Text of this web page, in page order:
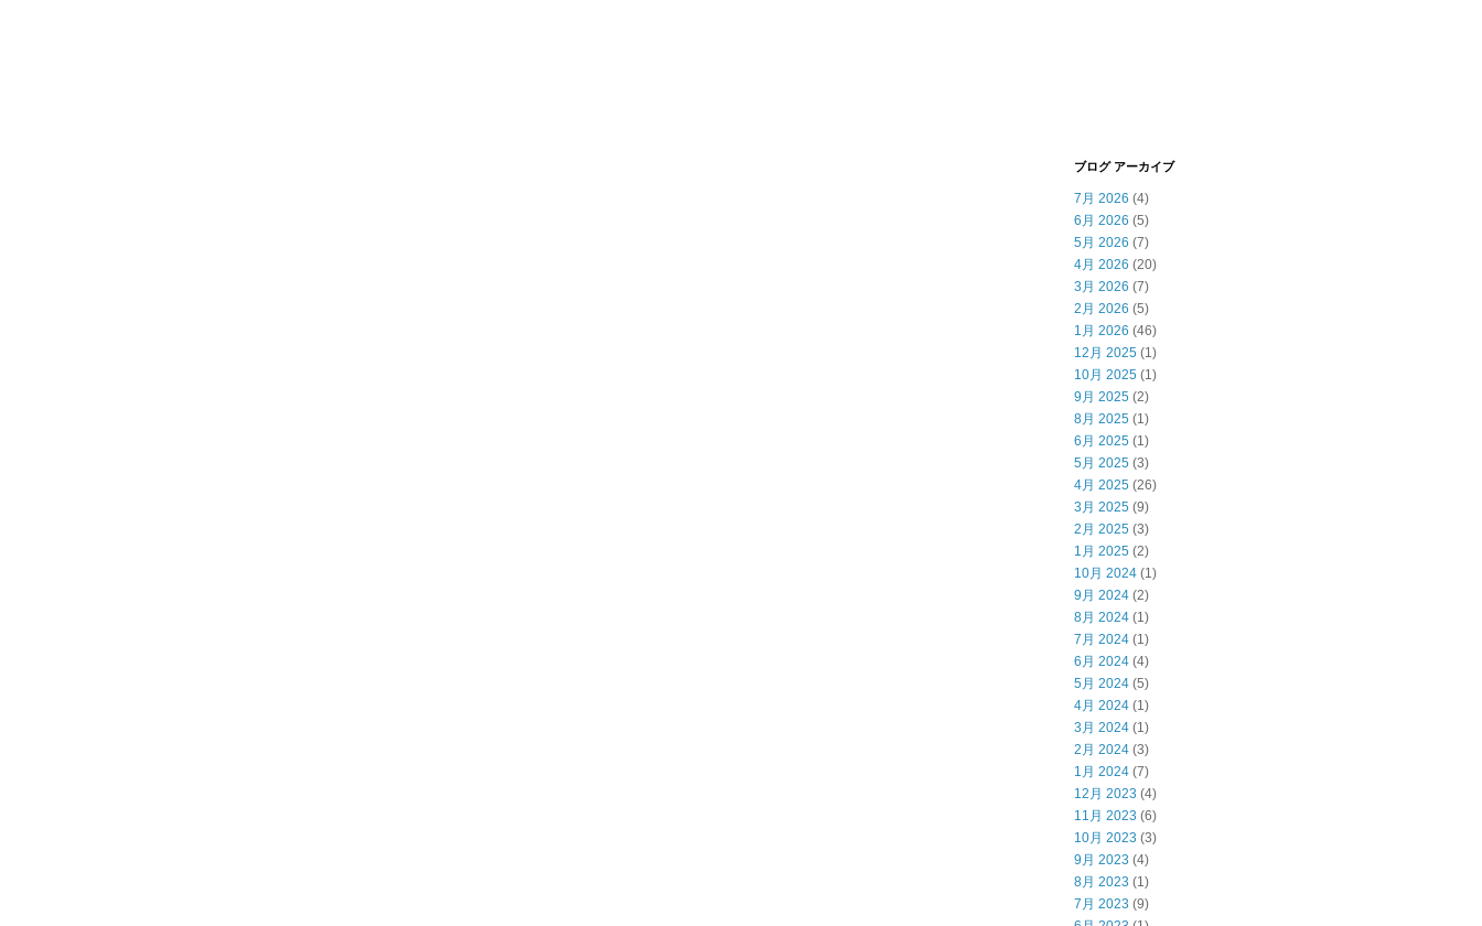
ブログ アーカイブ
7月 2026 (4)
6月 2026 (5)
5月 2026 (7)
4月 2026 (20)
3月 2026 (7)
2月 2026 (5)
1月 2026 (46)
12月 2025 (1)
10月 2025 (1)
9月 2025 (2)
8月 2025 (1)
6月 2025 (1)
5月 2025 (3)
4月 2025 (26)
3月 2025 (9)
2月 2025 (3)
1月 2025 (2)
10月 2024 (1)
9月 2024 (2)
8月 2024 (1)
7月 2024 (1)
6月 2024 (4)
5月 2024 (5)
4月 2024 (1)
3月 2024 (1)
2月 2024 (3)
1月 2024 (7)
12月 2023 (4)
11月 2023 (6)
10月 2023 (3)
9月 2023 (4)
8月 2023 (1)
7月 2023 (9)